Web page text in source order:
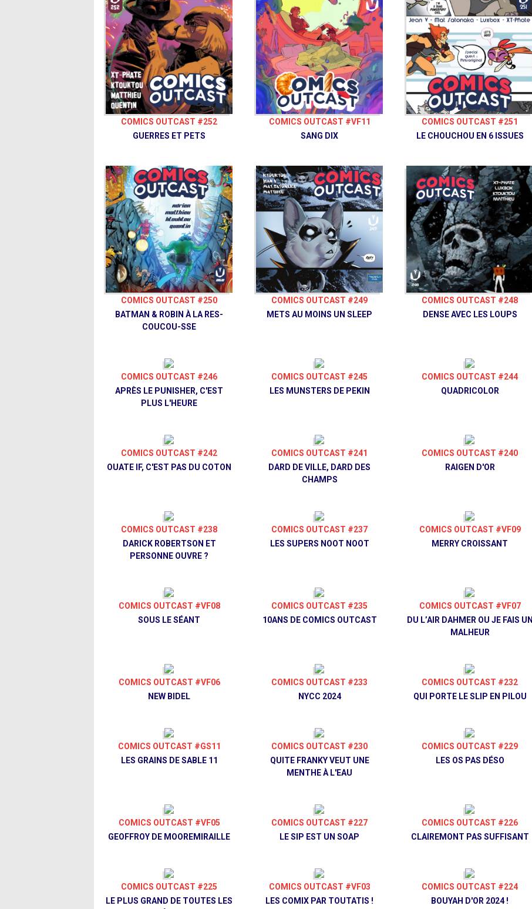
COMICS OUTCAST #252
GUERRES ET PETS
COMICS OUTCAST #VF11
SANG DIX
COMICS OUTCAST #251
LE CHOUCHOU EN 6 ISSUES
COMICS OUTCAST #250
BATMAN & ROBIN À LA RES-
COUCOU-SSE
COMICS OUTCAST #249
METS AU MOINS UN SLEEP
COMICS OUTCAST #248
DENSE AVEC LES LOUPS
COMICS OUTCAST #246
APRÈS LE PUNISHER, C'EST
PLUS L'HEURE
COMICS OUTCAST #245
LES MUNSTERS DE PEKIN
COMICS OUTCAST #244
QUADRICOLOR
COMICS OUTCAST #242
OUATE IF, C'EST PAS DU COTON
COMICS OUTCAST #241
DARD DE VILLE, DARD DES
CHAMPS
COMICS OUTCAST #240
RAIGEN D'OR
COMICS OUTCAST #238
DARICK ROBERTSON ET
PERSONNE OUVRE ?
COMICS OUTCAST #237
LES SUPERS NOOT NOOT
COMICS OUTCAST #VF09
MERRY CROISSANT
COMICS OUTCAST #VF08
SOUS LE SÉANT
COMICS OUTCAST #235
10ANS DE COMICS OUTCAST
COMICS OUTCAST #VF07
DU L’AIR DAHMER OU JE FAIS UN
MALHEUR
COMICS OUTCAST #VF06
NEW BIDEL
COMICS OUTCAST #233
NYCC 2024
COMICS OUTCAST #232
QUI PORTE LE SLIP EN PILOU
COMICS OUTCAST #GS11
LES GRAINS DE SABLE 11
COMICS OUTCAST #230
QUITE FRANKY VEUT UNE
MENTHE À L'EAU
COMICS OUTCAST #229
LES OS PAS DÉSO
COMICS OUTCAST #VF05
GEOFFROY DE MOOREMIRAILLE
COMICS OUTCAST #227
LE SIP EST UN SOAP
COMICS OUTCAST #226
CLAIREMONT PAS SUFFISANT
COMICS OUTCAST #225
LE PLUS GRAND DE TOUTES LES
COMICS OUTCAST #VF03
LES COMIX PAR TOUTATIS !
COMICS OUTCAST #224
BOUYAH D'OR 2024 !